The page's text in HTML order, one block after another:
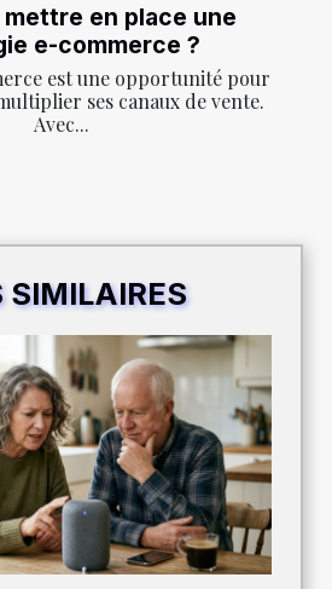
mettre en place une
e-commerce ?
est une opportunité pour
ses canaux de vente.
Avec...
SIMILAIRES